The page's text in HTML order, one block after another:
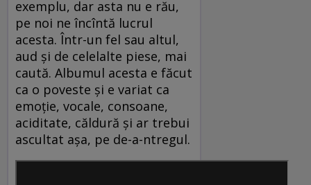
exemplu, dar asta nu e rău,
pe noi ne încîntă lucrul
acesta. Într-un fel sau altul,
aud și de celelalte piese, mai
caută. Albumul acesta e făcut
ca o poveste și e variat ca
emoție, vocale, consoane,
aciditate, căldură și ar trebui
ascultat așa, pe de-a-ntregul.